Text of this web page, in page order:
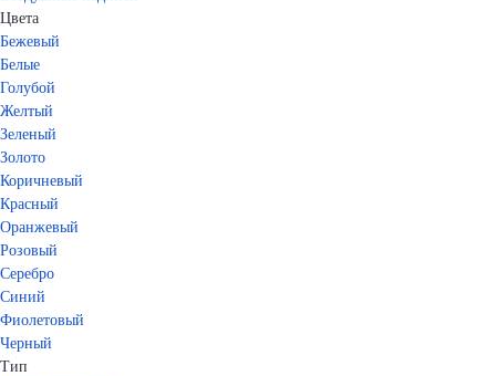
Цвета
Бежевый
Белые
Голубой
Желтый
Зеленый
Золото
Коричневый
Красный
Оранжевый
Розовый
Серебро
Синий
Фиолетовый
Черный
Тип